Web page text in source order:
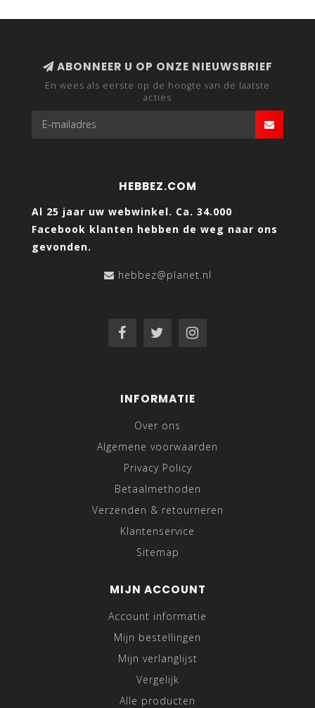
ABONNEER U OP ONZE NIEUWSBRIEF
En wees als eerste op de hoogte van de laatste
acties
HEBBEZ.COM
Al 25 jaar uw webwinkel. Ca. 34.000
Facebook klanten hebben de weg naar ons
gevonden.
hebbez@planet.nl
INFORMATIE
Over ons
Algemene voorwaarden
Privacy Policy
Betaalmethoden
Verzenden & retourneren
Klantenservice
Sitemap
MIJN ACCOUNT
Account informatie
Mijn bestellingen
Mijn verlanglijst
Vergelijk
Alle producten